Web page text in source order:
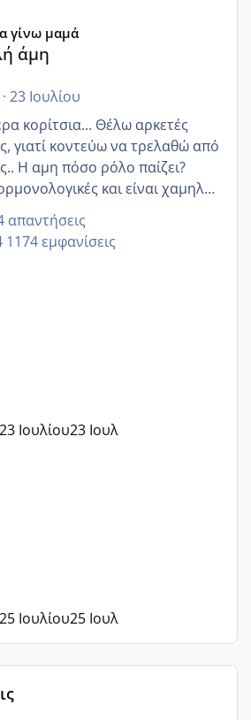
γίνω μαμά
άμη
23 Ιουλίου
κορίτσια... Θέλω αρκετές
από
Η αμη πόσο ρόλο παίζει?
και είναι χαμηλή
ηλικία μου.. Είχα ήδη μια
που έπρεπε να τερματιστεί
εβδομάδα και προσπαθώ 7
απαντήσεις
1174 εμφανίσεις
Ιουλίου23 Ιουλ
Ιουλίου25 Ιουλ